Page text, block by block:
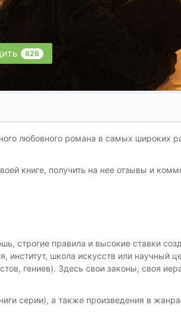
626
любовного романа в самых широких
книге, получить на нее отзывы и
строгие правила и высокие ставки
школа искусств или научный
гениев). Здесь свои законы, своя
серии), а также произведения в